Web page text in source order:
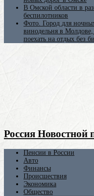
В Омской области в
беспилотников
Фото. Город для
винодельня в
поехать на отдых без
Россия Новостной
Пенсии в России
Авто
Финансы
Происшествия
Экономика
Общество